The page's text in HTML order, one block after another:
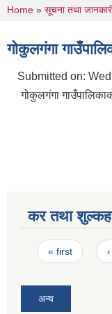
You are
Home » सूचना तथा
गोकुलगंगा
Submitted on:
गोकुलगंगा
कर तथा
Pages
« first
अन्य